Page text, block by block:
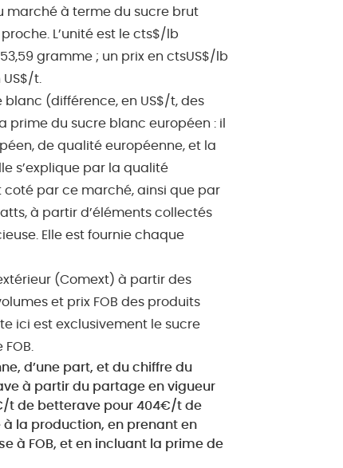
marché à terme du sucre brut
L’unité est le cts$/lb
gramme ; un prix en ctsUS$/lb
t.
(différence, en US$/t, des
prime du sucre blanc européen : il
de qualité européenne, et la
s’explique par la qualité
par ce marché, ainsi que par
à partir d’éléments collectés
Elle est fournie chaque
(Comext) à partir des
et prix FOB des produits
ici est exclusivement le sucre
d’une part, et du chiffre du
à partir du partage en vigueur
t de betterave pour 404€/t de
la production, en prenant en
à FOB, et en incluant la prime de